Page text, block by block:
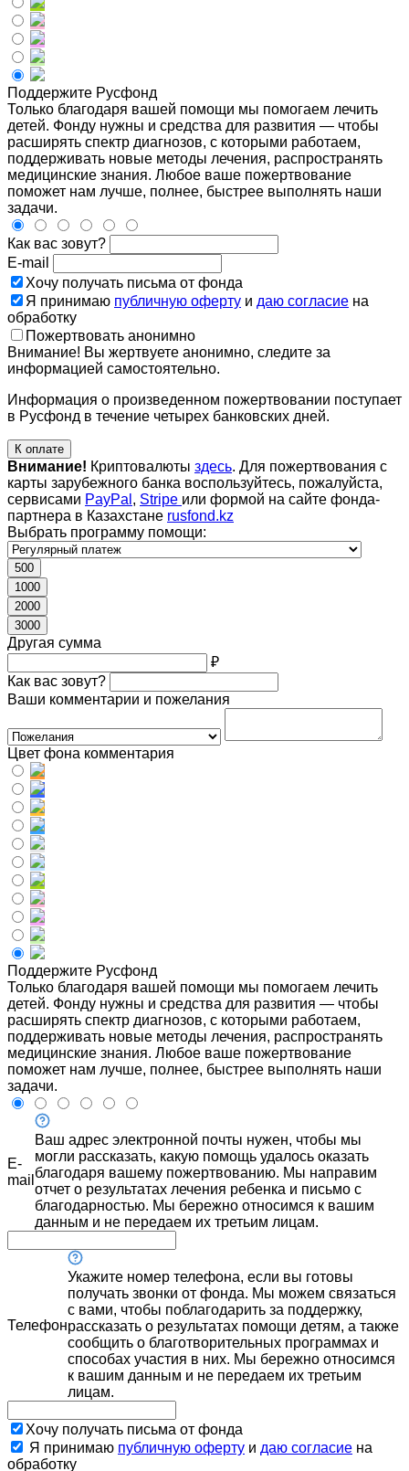
Поддержите Русфонд
Только благодаря вашей помощи мы помогаем лечить
детей. Фонду нужны и средства для развития — чтобы
расширять спектр диагнозов, с которыми работаем,
поддерживать новые методы лечения, распространять
медицинские знания. Любое ваше пожертвование
поможет нам лучше, полнее, быстрее выполнять наши
задачи.
Как вас зовут?
E-mail
Хочу получать письма от фонда
Я принимаю публичную оферту и даю согласие на
обработку
Пожертвовать анонимно
Внимание! Вы жертвуете анонимно, следите за
информацией самостоятельно.
Информация о произведенном пожертвовании поступает
в Русфонд в течение четырех банковских дней.
К оплате
Внимание! Криптовалюты здесь. Для пожертвования с
карты зарубежного банка воспользуйтесь, пожалуйста,
сервисами PayPal , Stripe или формой на сайте фонда-
партнера в Казахстане rusfond.kz
Выбрать программу помощи:
500
1000
2000
3000
Другая сумма
₽
Как вас зовут?
Ваши комментарии и пожелания
Цвет фона комментария
Поддержите Русфонд
Только благодаря вашей помощи мы помогаем лечить
детей. Фонду нужны и средства для развития — чтобы
расширять спектр диагнозов, с которыми работаем,
поддерживать новые методы лечения, распространять
медицинские знания. Любое ваше пожертвование
поможет нам лучше, полнее, быстрее выполнять наши
задачи.
E-
mail
Ваш адрес электронной почты нужен, чтобы мы
могли рассказать, какую помощь удалось оказать
благодаря вашему пожертвованию. Мы направим
отчет о результатах лечения ребенка и письмо с
благодарностью. Мы бережно относимся к вашим
данным и не передаем их третьим лицам.
Телефон
Укажите номер телефона, если вы готовы
получать звонки от фонда. Мы можем связаться
с вами, чтобы поблагодарить за поддержку,
рассказать о результатах помощи детям, а также
сообщить о благотворительных программах и
способах участия в них. Мы бережно относимся
к вашим данным и не передаем их третьим
лицам.
Хочу получать письма от фонда
Я принимаю публичную оферту и даю согласие на
обработку